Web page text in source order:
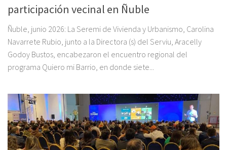
participación vecinal en Ñuble
Ñuble, junio 2026: La Seremi de Vivienda y Urbanismo, Carolina
Navarrete Rubio, junto a la Directora (s) del Serviu, Aracelly
Godoy Bustos, encabezaron el encuentro regional del
programa Quiero mi Barrio, en donde siete...